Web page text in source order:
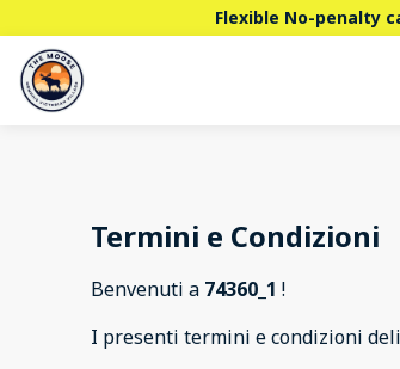
Flexible No-penalty
Termini e Condizioni
Benvenuti a 74360_1 !
I presenti termini e condizioni